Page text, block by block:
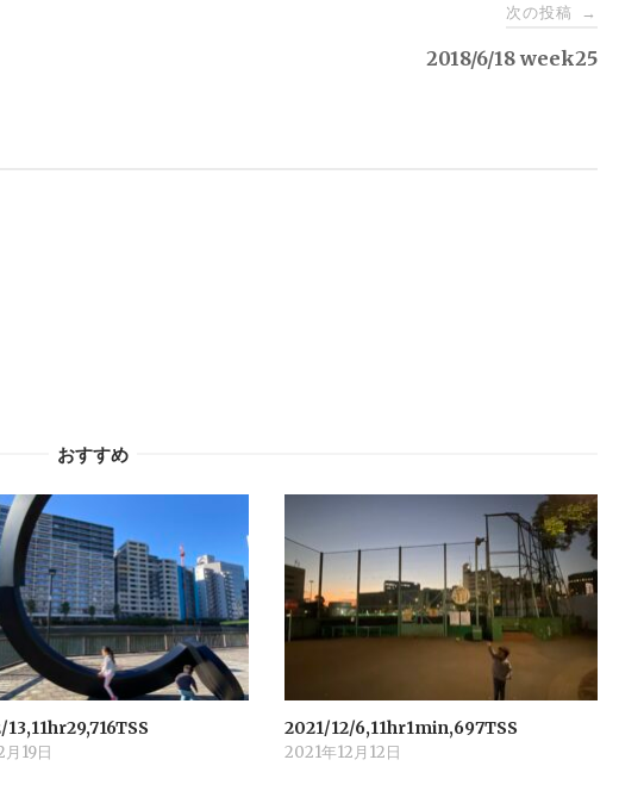
次の投稿 →
2018/6/18 week25
おすすめ
19日
2021/12/6,11hr1min,697TSS
2021年12月12日